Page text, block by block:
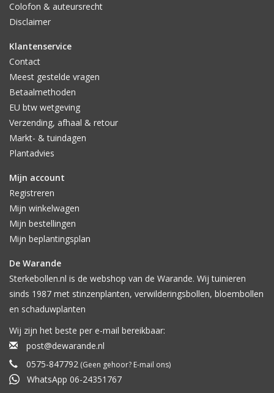
Colofon & auteursrecht
Disclaimer
Klantenservice
Contact
Meest gestelde vragen
Betaalmethoden
EU btw wetgeving
Verzending, afhaal & retour
Markt- & tuindagen
Plantadvies
Mijn account
Registreren
Mijn winkelwagen
Mijn bestellingen
Mijn beplantingsplan
De Warande
Sterkebollen.nl is de webshop van de Warande. Wij tuinieren
sinds 1987 met stinzenplanten, verwilderingsbollen, bloembollen
en schaduwplanten
Wij zijn het beste per e-mail bereikbaar:
post@dewarande.nl
0575-847792 (Geen gehoor? E-mail ons)
WhatsApp 06-24351767